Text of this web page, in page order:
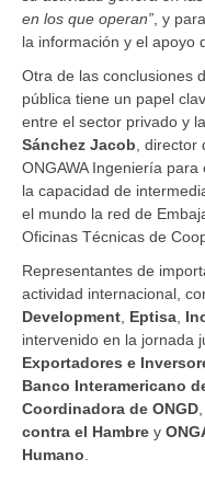
en los que operan” , y
la información y el apoyo
Otra de las conclusiones
pública tiene un papel
entre el sector privado y
Sánchez Jacob ,
ONGAWA Ingeniería
la capacidad de
el mundo la red de
Oficinas Técnicas de
Representantes de
actividad internacional,
Development Eptisa
intervenido en la jornada
Exportadores e
Banco Interamericano
Coordinadora de ONGD
contra el Hambre y
Humano